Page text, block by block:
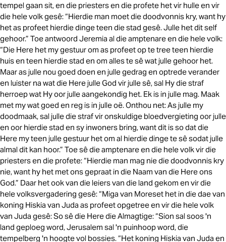
tempel gaan sit, en die priesters en die profete het vir hulle en vir
die hele volk gesê: “Hierdie man moet die doodvonnis kry, want hy
het as profeet hierdie dinge teen die stad gesê. Julle het dit self
gehoor.” Toe antwoord Jeremia al die amptenare en die hele volk:
“Die Here het my gestuur om as profeet op te tree teen hierdie
huis en teen hierdie stad en om alles te sê wat julle gehoor het.
Maar as julle nou goed doen en julle gedrag en optrede verander
en luister na wat die Here julle God vir julle sê, sal Hy die straf
herroep wat Hy oor julle aangekondig het. Ek is in julle mag. Maak
met my wat goed en reg is in julle oë. Onthou net: As julle my
doodmaak, sal julle die straf vir onskuldige bloedvergieting oor julle
en oor hierdie stad en sy inwoners bring, want dit is so dat die
Here my teen julle gestuur het om al hierdie dinge te sê sodat julle
almal dit kan hoor.” Toe sê die amptenare en die hele volk vir die
priesters en die profete: “Hierdie man mag nie die doodvonnis kry
nie, want hy het met ons gepraat in die Naam van die Here ons
God.” Daar het ook van die leiers van die land gekom en vir die
hele volksvergadering gesê: “Miga van Moreset het in die dae van
koning Hiskia van Juda as profeet opgetree en vir die hele volk
van Juda gesê: So sê die Here die Almagtige: “Sion sal soos 'n
land geploeg word, Jerusalem sal 'n puinhoop word, die
tempelberg 'n hoogte vol bossies. “Het koning Hiskia van Juda en